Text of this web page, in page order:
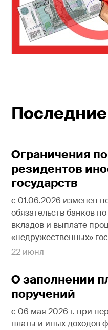
Ограничения
резидентов
государств
с 01.06.2026 изменен
обязательств банков
вкладов и выплате
«недружественных»
22 июня
О заполнении
поручений
с 06 мая 2026 г. при
платы и иных доходов